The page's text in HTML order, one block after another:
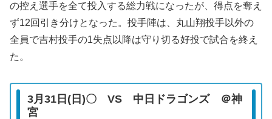
の控え選手を全て投入する総力戦になったが、得点を奪え
ず12回引き分けとなった。投手陣は、丸山翔投手以外の
全員で吉村投手の1失点以降は守り切る好投で試合を終え
た。
3月31日(日)〇 VS 中日ドラゴンズ ＠神
宮